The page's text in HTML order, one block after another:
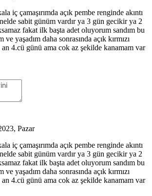
iç çamaşırımda açık pembe renginde akıntı
sabit günüm vardır ya 3 gün gecikir ya 2
fakat ilk başta adet oluyorum sandım bu
yaşadım daha sonrasında açık kırmızı
4.cü günü ama cok az şekilde kanamam var
Pazar
iç çamaşırımda açık pembe renginde akıntı
sabit günüm vardır ya 3 gün gecikir ya 2
fakat ilk başta adet oluyorum sandım bu
yaşadım daha sonrasında açık kırmızı
4.cü günü ama cok az şekilde kanamam var